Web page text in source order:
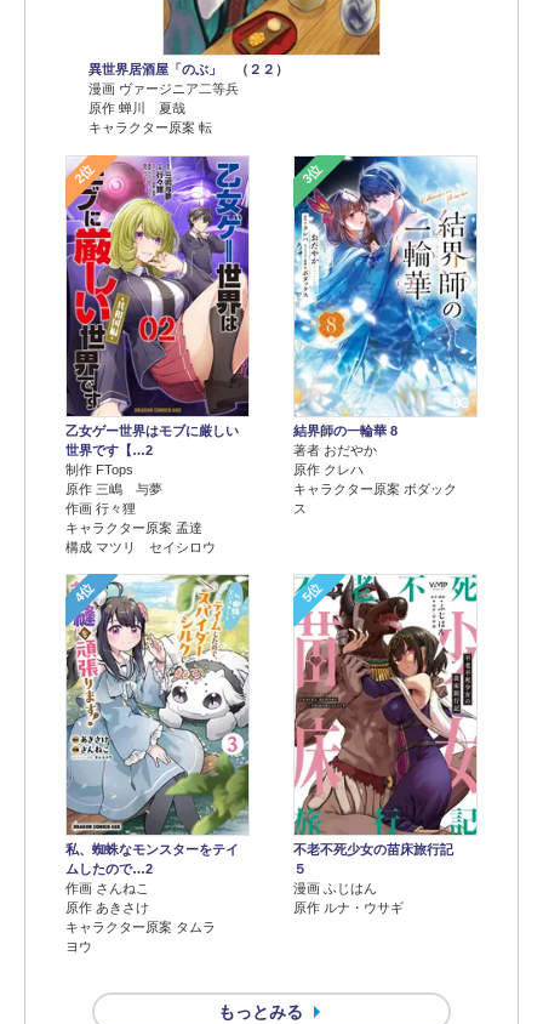
異世界居酒屋「のぶ」 （２２）
漫画 ヴァージニア二等兵
原作 蝉川 夏哉
キャラクター原案 転
2位
乙女ゲー世界はモブに厳しい
世界です【…2
制作 FTops
原作 三嶋 与夢
作画 行々狸
キャラクター原案 孟達
構成 マツリ セイシロウ
3位
結界師の一輪華 8
著者 おだやか
原作 クレハ
キャラクター原案 ボダック
ス
4位
私、蜘蛛なモンスターをテイ
ムしたので…2
作画 さんねこ
原作 あきさけ
キャラクター原案 タムラ
ヨウ
5位
不老不死少女の苗床旅行記
５
漫画 ふじはん
原作 ルナ・ウサギ
もっとみる